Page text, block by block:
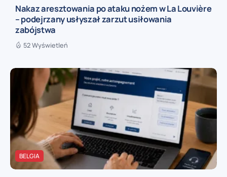
Nakaz aresztowania po ataku nożem w La Louvière
– podejrzany usłyszał zarzut usiłowania
zabójstwa
52 Wyświetleń
BELGIA